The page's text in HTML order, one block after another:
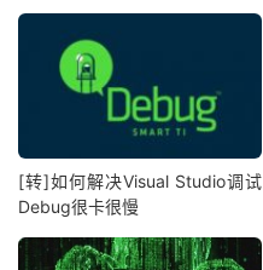
[转]如何解决Visual Studio调试
Debug很卡很慢